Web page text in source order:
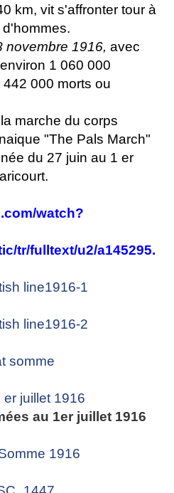
km, vit s'affronter tour à
novembre 1916, avec
1 060 000
000 morts ou
marche du corps
"The Pals March"
du 27 juin au 1 er
watch?
tr/fulltext/u2/a145295.
au 1er juillet 1916